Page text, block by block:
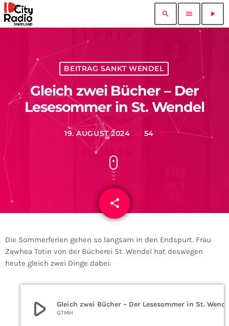
search menu play_arrow
BEITRAG SANKT WENDEL
Gleich zwei Bücher – Der
Lesesommer in St. Wendel
today 19. AUGUST 2024 54
share
email
Die Sommerferien gehen so langsam in den Endspurt. Frau
Zawhea Totin von der Bücherei St. Wendel hat deswegen
heute gleich zwei Dinge dabei:
play_arrow Gleich zwei Bücher – Der Lesesommer in St.
GTMH